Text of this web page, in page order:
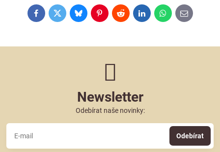
FacebookTwitterBlueskyPinterestRedditLinkedInWhatsApp
E-
mail
Newsletter
Odebírat naše novinky:
Odebírat